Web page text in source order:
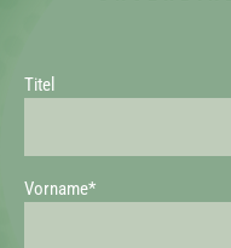
Titel
Vorname*